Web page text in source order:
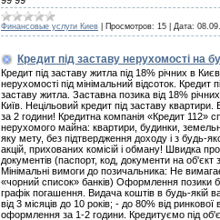
Финансовые услуги Киев Просмотров: 15 Дата:
Кредит під заставу нерухомості на
Кредит під заставу житла під 18% річних в
нерухомості під мінімальний відсоток. Кредит
заставу житла. Заставна позика від 18%
Київ. Нецільовий кредит під заставу
за 2 години! Кредитна компанія «Кредит 112»
нерухомого майна: квартири, будинки,
яку мету, без підтвердження доходу і з будь-
акцій, прихованих комісій і обману! Швидка
документів (паспорт, код, документи на
Мінімальні вимоги до позичальника: Не
«чорний список» банків) Оформлення позики
графік погашення. Видача коштів в будь-якій
від 3 місяців до 10 років; - до 80% від
оформлення за 1-2 години. Кредитуємо під